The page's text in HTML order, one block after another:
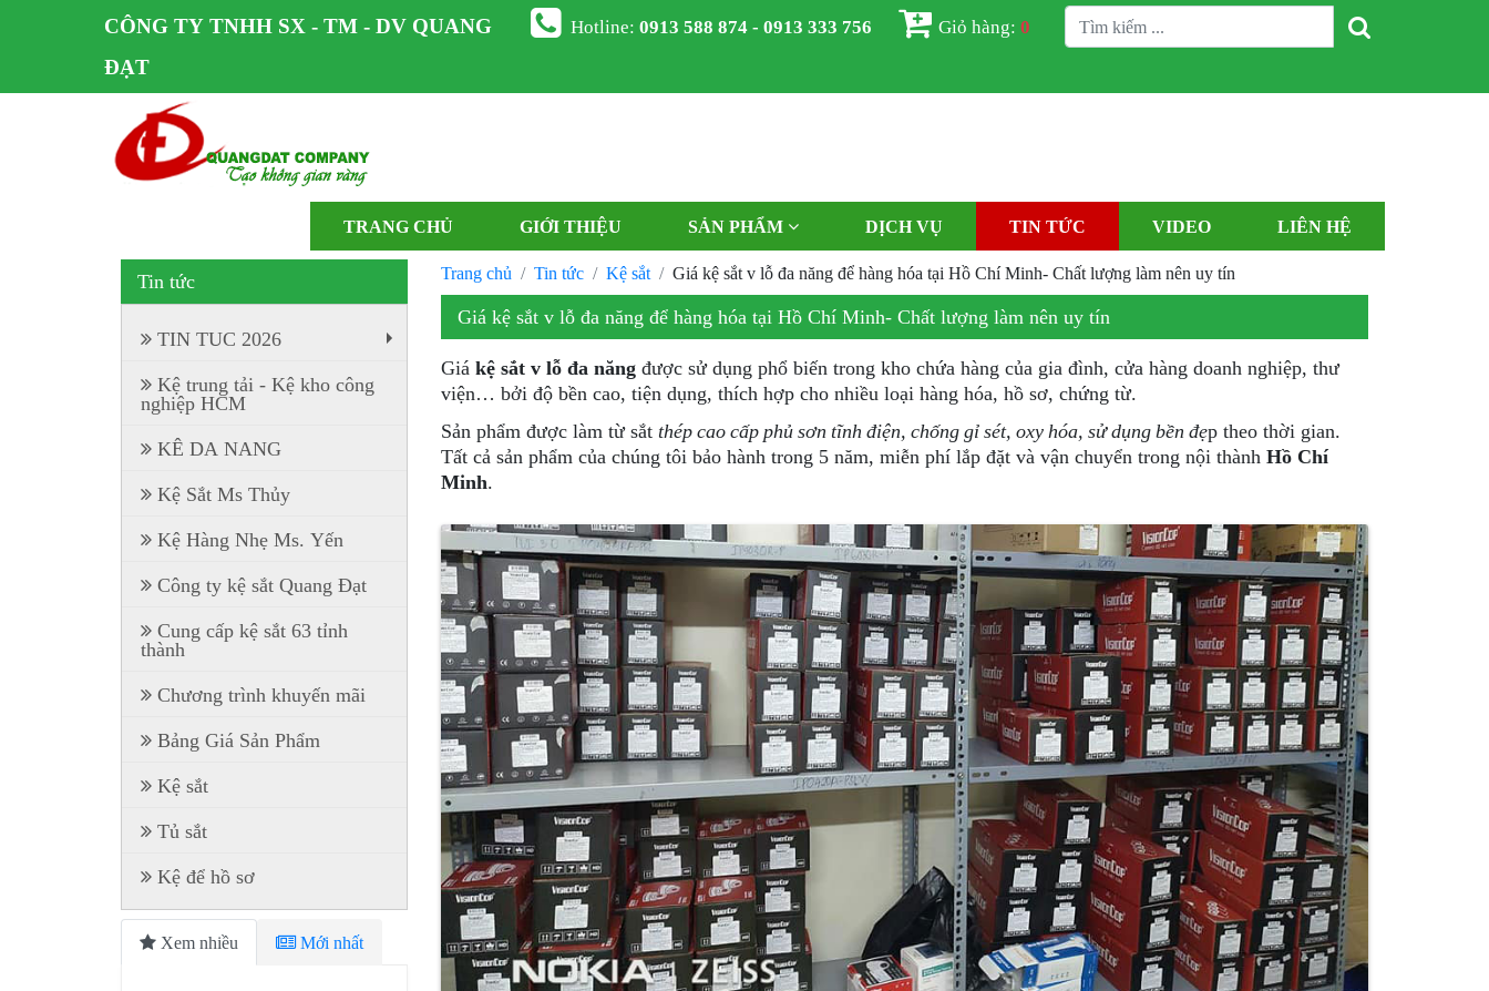
CÔNG TY TNHH SX - TM - DV QUANG
ĐẠT
Hotline:0913 588 874 - 0913 333 756 Giỏ hàng:0
TRANG CHỦ GIỚI THIỆU SẢN PHẨM DỊCH VỤ TIN TỨC VIDEO LIÊN HỆ
Trang chủ Tin tức Kệ sắt Giá kệ sắt v lỗ đa năng để hàng hóa tại Hồ Chí Minh- Chất lượng làm nên uy tín
Giá kệ sắt v lỗ đa năng để hàng hóa tại Hồ Chí Minh- Chất lượng làm nên uy tín
Giákệ sắt v lỗ đa năng được sử dụng phổ biến trong kho chứa hàng của gia đình, cửa hàng doanh nghiệp, thư
viện… bởi độ bền cao, tiện dụng, thích hợp cho nhiều loại hàng hóa, hồ sơ, chứng từ.
Sản phẩm được làm từ sắtthép cao cấp phủ sơn tĩnh điện, chống gỉ sét, oxy hóa, sử dụng bền đẹp theo thời gian.
Tất cả sản phẩm của chúng tôi bảo hành trong 5 năm, miễn phí lắp đặt và vận chuyển trong nội thànhHồ Chí
Minh.
Tin tức
TIN TUC 2026
Kệ trung tải - Kệ kho công
nghiệp HCM
KÊ DA NANG
Kệ Sắt Ms Thủy
Kệ Hàng Nhẹ Ms. Yến
Công ty kệ sắt Quang Đạt
Cung cấp kệ sắt 63 tỉnh
thành
Chương trình khuyến mãi
Bảng Giá Sản Phẩm
Kệ sắt
Tủ sắt
Kệ để hồ sơ
Xem nhiều Mới nhất